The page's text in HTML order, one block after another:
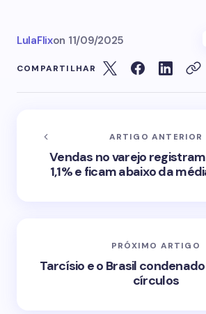
LulaFlixon 11/09/2025
COMPARTILHAR
ARTIGO ANTERIOR
Vendas no varejo
1,1% e ficam abaixo da
PRÓXIMO ARTIGO
Tarcísio e o Brasil
círculos